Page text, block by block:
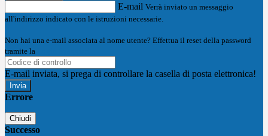
E-mail Verrà inviato un messaggio
all'indirizzo indicato con le istruzioni necessarie.
Non hai una e-mail associata al nome utente? Effettua il reset della password
tramite la
E-mail inviata, si prega di controllare la casella di posta elettronica!
Errore
Chiudi
Successo